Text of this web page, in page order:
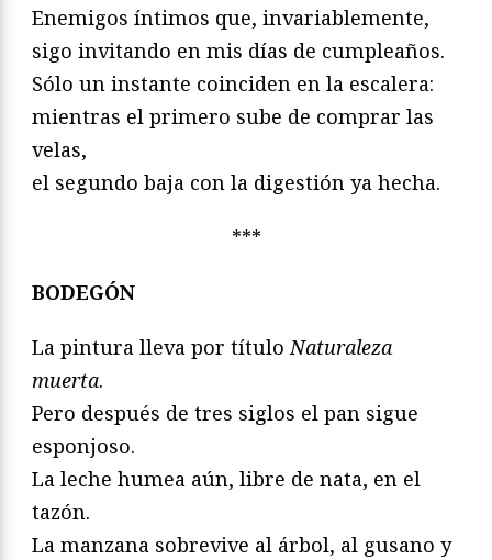
Enemigos íntimos que, invariablemente,
sigo invitando en mis días de cumpleaños.
Sólo un instante coinciden en la escalera:
mientras el primero sube de comprar las
velas,
el segundo baja con la digestión ya hecha.
***
BODEGÓN
La pintura lleva por títuloNaturaleza
muerta.
Pero después de tres siglos el pan sigue
esponjoso.
La leche humea aún, libre de nata, en el
tazón.
La manzana sobrevive al árbol, al gusano y